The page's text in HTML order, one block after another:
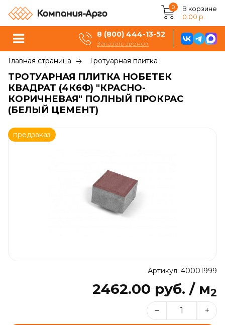
0
В корзине
0.00 р.
8 (800) 444-13-52
Заказать звонок
Главная страница Тротуарная плитка
ТРОТУАРНАЯ ПЛИТКА НОБЕТЕК
КВАДРАТ (4К6Ф) "КРАСНО-
КОРИЧНЕВАЯ" ПОЛНЫЙ ПРОКРАС
(БЕЛЫЙ ЦЕМЕНТ)
предзаказ
Артикул: 40001999
2462.00 руб. / м2
– +